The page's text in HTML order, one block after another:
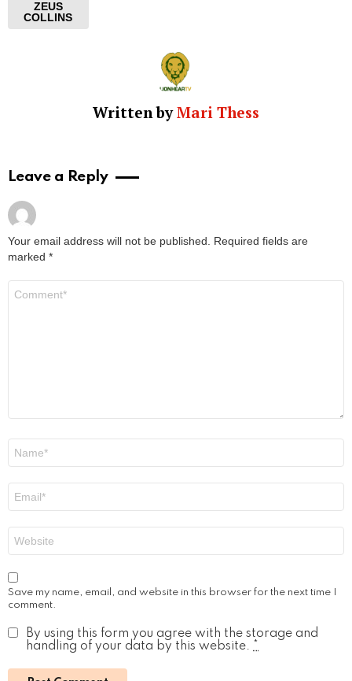
ZEUS
COLLINS
Written byMari Thess
Leave a Reply
Your email address will not be published.
Required fields are
marked *
Save my name, email, and website in this browser for the next time I
comment.
By using this form you agree with the storage and
handling of your data by this website. *